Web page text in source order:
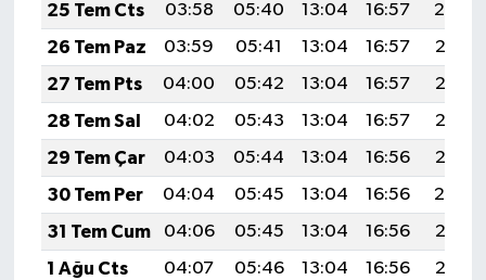
25 Tem Cts
03:58 05:40 13:04 16:57
20:19
26 Tem Paz
03:59 05:41 13:04 16:57
20:18
27 Tem Pts
04:00 05:42 13:04 16:57
20:17
28 Tem Sal
04:02 05:43 13:04 16:57
20:16
29 Tem Çar
04:03 05:44 13:04 16:56
20:15
30 Tem Per
04:04 05:45 13:04 16:56
20:14
31 Tem Cum
04:06 05:45 13:04 16:56
20:13
1 Ağu Cts
04:07 05:46 13:04 16:56
20:12